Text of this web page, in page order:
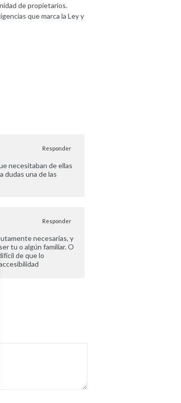
de propietarios.
que marca la Ley y
necesitaban de ellas
dudas una de las
Responder
necesarias, y
tu o algún familiar. O
de que lo
Responder